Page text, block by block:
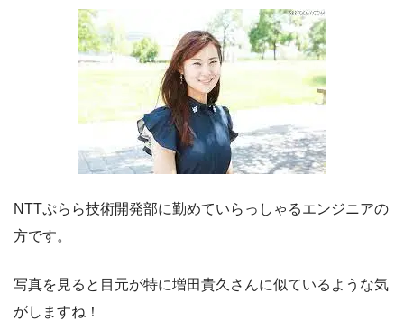
NTTぷらら技術開発部に勤めていらっしゃるエンジニアの
方です。
写真を見ると目元が特に増田貴久さんに似ているような気
がしますね！